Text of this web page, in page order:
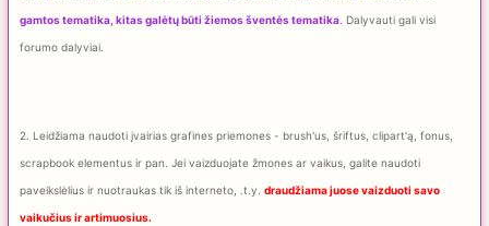
gamtos tematika, kitas galėtų būti žiemos šventės tematika . Dalyvauti gali visi
forumo dalyviai.
2. Leidžiama naudoti įvairias grafines priemones - brush'us, šriftus, clipart'ą, fonus,
scrapbook elementus ir pan. Jei vaizduojate žmones ar vaikus, galite naudoti
paveikslėlius ir nuotraukas tik iš interneto, .t.y. draudžiama juose vaizduoti savo
vaikučius ir artimuosius.